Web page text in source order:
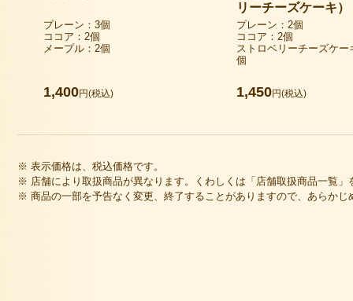
プレーン：3個
ココア：2個
メープル：2個
1,400円(税込)
リーチーズケーキ）
プレーン：2個
ココア：2個
ストロベリーチーズケー
個
1,450円(税込)
※ 表示価格は、税込価格です。
※ 店舗により取扱商品が異なります。くわしくは「店舗取扱商品一覧」
※ 商品の一部を予告なく変更、終了することがありますので、あらかじ